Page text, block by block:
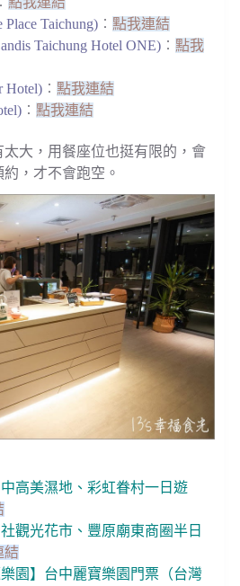
Taichung) ︰ 點我連結
Taichung Hotel ONE) ︰ 點我
Hotel) ︰ 點我連結
︰ 點我連結
大，用餐座位也挺有限的，會
，才不會跑空。
高美濕地、彩虹眷村一日遊
觀光花市、豐原廟東商圈半日
結
園】台中麗寶樂園門票（台灣